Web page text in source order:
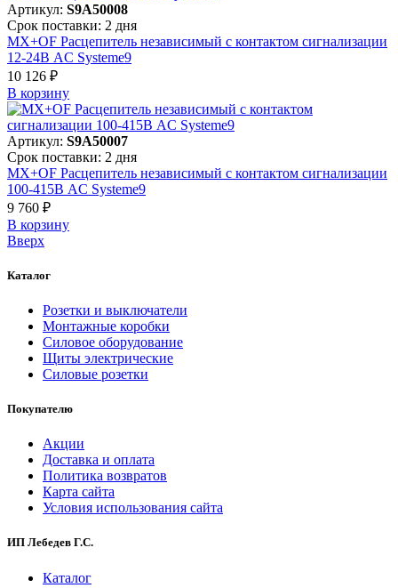
Артикул: S9A50008
Срок поставки: 2 дня
MX+OF Расцепитель независимый с контактом сигнализации
12-24В AC Systeme9
10 126 ₽
В корзинy
Артикул: S9A50007
Срок поставки: 2 дня
MX+OF Расцепитель независимый с контактом сигнализации
100-415В AC Systeme9
9 760 ₽
В корзинy
Вверх
Каталог
Розетки и выключатели
Монтажные коробки
Силовое оборудование
Щиты электрические
Силовые розетки
Покупателю
Акции
Доставка и оплата
Политика возвратов
Карта сайта
Условия использования сайта
ИП Лебедев Г.С.
Каталог